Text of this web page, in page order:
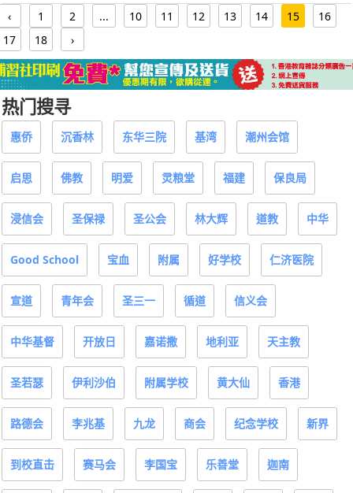
‹ 1 2 ... 10 11 12 13 14 15
16
17
18 ›
热门搜寻
惠侨 沉香林 东华三院 基湾 潮州会馆
启思 佛教 明爱 灵粮堂 福建 保良局
浸信会 圣保禄 圣公会 林大辉 道教 中华
Good School 宝血 附属 好学校 仁济医院
宣道 青年会 圣三一 循道 信义会
中华基督 开放日 嘉诺撒 地利亚 天主教
圣若瑟 伊利沙伯 附属学校 黄大仙 香港
路德会 李兆基 九龙 商会 纪念学校 新界
到校直击 赛马会 李国宝 乐善堂 迦南